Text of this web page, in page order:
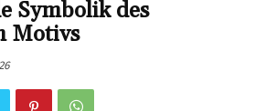
Symbolik des
Motivs